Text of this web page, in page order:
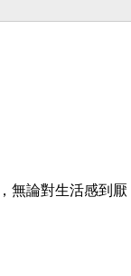
無論對生活感到厭